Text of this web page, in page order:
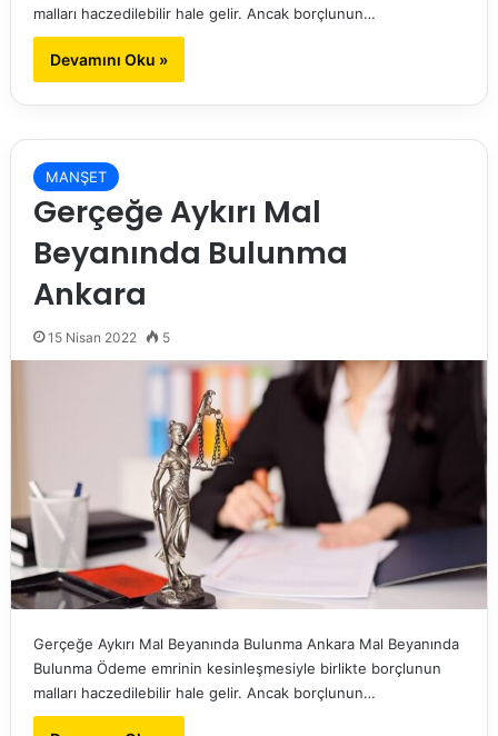
malları haczedilebilir hale gelir. Ancak borçlunun…
Devamını Oku »
MANŞET
Gerçeğe Aykırı Mal
Beyanında Bulunma
Ankara
15 Nisan 2022 5
Gerçeğe Aykırı Mal Beyanında Bulunma Ankara Mal Beyanında
Bulunma Ödeme emrinin kesinleşmesiyle birlikte borçlunun
malları haczedilebilir hale gelir. Ancak borçlunun…